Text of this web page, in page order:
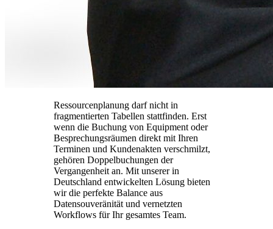
Ressourcenplanung darf nicht in
fragmentierten Tabellen stattfinden. Erst
wenn die Buchung von Equipment oder
Besprechungsräumen direkt mit Ihren
Terminen und Kundenakten verschmilzt,
gehören Doppelbuchungen der
Vergangenheit an. Mit unserer in
Deutschland entwickelten Lösung bieten
wir die perfekte Balance aus
Datensouveränität und vernetzten
Workflows für Ihr gesamtes Team.